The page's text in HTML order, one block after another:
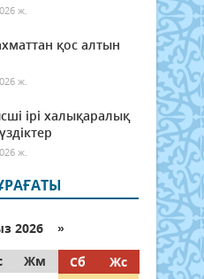
ж.
қос алтын
ж.
ірі халықаралық
ж.
2026 »
Жм Сб
Жс